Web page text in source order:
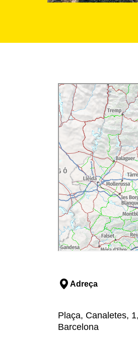
Adreça
Plaça, Canaletes,
Barcelona